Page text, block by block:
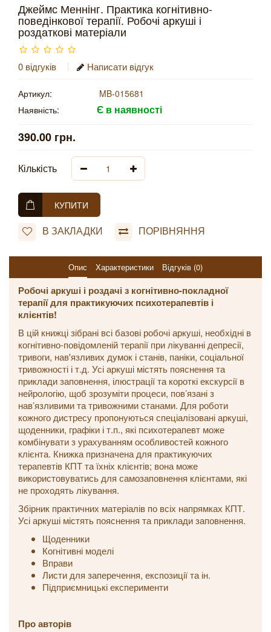
Джеймс Меннінг. Практика когнітивно-
поведінкової терапії. Робочі аркуші і
роздаткові матеріали
0 відгуків Написати відгук
Артикул:
MB-015681
Наявність:
Є в наявності
390.00 грн.
Кількість
КУПИТИ
В ЗАКЛАДКИ ПОРІВНЯННЯ
Опис Характеристики Відгуків (0)
Робочі аркуші і роздачі з когнітивно-покладної
терапії для практикуючих психотерапевтів і
клієнтів!
В цій книжці зібрані всі базові робочі аркуші, необхідні в
когнітивно-повідомленій терапії при лікуванні депресії,
тривоги, нав'язливих думок і станів, паніки, соціальної
тривожності і т.д. Усі аркуші містять пояснення та
приклади заповнення, ілюстрації та короткі екскурсії в
нейрологію, щоб зрозуміти процеси, пов’язані з
нав’язливими та тривожними станами. Для роботи
кожного дистресу пропонуються спеціалізовані аркуші,
щоденники, графіки і т.п., які психотерапевт може
комбінувати з урахуванням особливостей кожного
клієнта. Книжка призначена для практикуючих
терапевтів КПТ та їхніх клієнтів; вона може
використовуватись для самозаповнення клієнтами, які
не проходять лікування.
Збірник практичних матеріалів по всіх напрямках КПТ.
Усі аркуші містять пояснення та приклади заповнення.
Щоденники
Когнітивні моделі
Вправи
Листи для заперечення, експозиції та ін.
Підприємницькі експерименти
Про авторів